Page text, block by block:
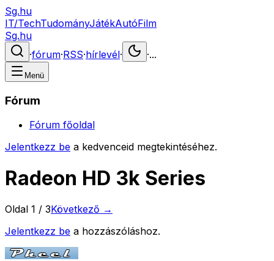
Sg.hu
IT/TechTudományJátékAutóFilm
Sg.hu
·fórum·RSS·hírlevél· ·...
Menü
Fórum
Fórum főoldal
Jelentkezz be a kedvenceid megtekintéséhez.
Radeon HD 3k Series
Oldal 1 / 3Következő →
Jelentkezz be a hozzászóláshoz.